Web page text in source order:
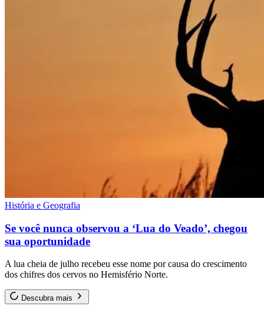
História e Geografia
Se você nunca observou a ‘Lua do Veado’, chegou
sua oportunidade
A lua cheia de julho recebeu esse nome por causa do crescimento
dos chifres dos cervos no Hemisfério Norte.
Descubra mais